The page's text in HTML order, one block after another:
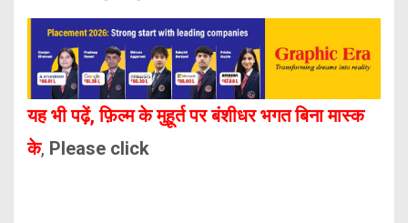
यह भी पढ़ें, फ़िल्म के मुहूर्त पर बंशीधर भगत बिना मास्क
के, Please click